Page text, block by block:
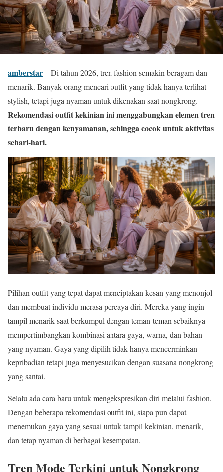
amberstar– Di tahun 2026, tren fashion semakin beragam dan
menarik. Banyak orang mencari outfit yang tidak hanya terlihat
stylish, tetapi juga nyaman untuk dikenakan saat nongkrong.
Rekomendasi outfit kekinian ini menggabungkan elemen tren
terbaru dengan kenyamanan, sehingga cocok untuk aktivitas
sehari-hari.
Pilihan outfit yang tepat dapat menciptakan kesan yang menonjol
dan membuat individu merasa percaya diri. Mereka yang ingin
tampil menarik saat berkumpul dengan teman-teman sebaiknya
mempertimbangkan kombinasi antara gaya, warna, dan bahan
yang nyaman. Gaya yang dipilih tidak hanya mencerminkan
kepribadian tetapi juga menyesuaikan dengan suasana nongkrong
yang santai.
Selalu ada cara baru untuk mengekspresikan diri melalui fashion.
Dengan beberapa rekomendasi outfit ini, siapa pun dapat
menemukan gaya yang sesuai untuk tampil kekinian, menarik,
dan tetap nyaman di berbagai kesempatan.
Tren Mode Terkini untuk Nongkrong